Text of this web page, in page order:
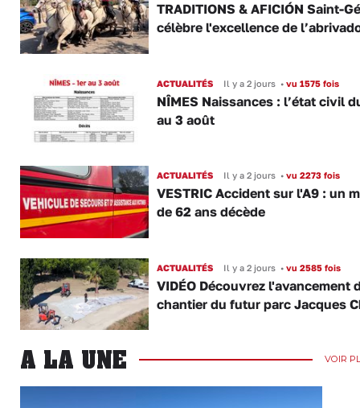
TRADITIONS & AFICIÓN Saint-
célèbre l'excellence de
ACTUALITÉS Il y a 2 jours •vu 1575 fois
NÎMES Naissances : l’état civil
au 3 août
ACTUALITÉS Il y a 2 jours •vu 2273 fois
VESTRIC Accident sur l'A9 : un
de 62 ans décède
ACTUALITÉS Il y a 2 jours •vu 2585 fois
VIDÉO Découvrez l'avancement
chantier du futur parc Jacques
A LA UNE VOIR